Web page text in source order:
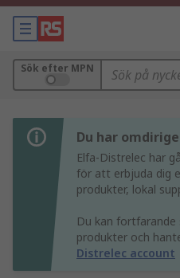
Sök efter MPN
Du har
Elfa-Distrelec har
för att erbjuda dig
produkter, lokal
Du kan
produkter och
Distrelec account